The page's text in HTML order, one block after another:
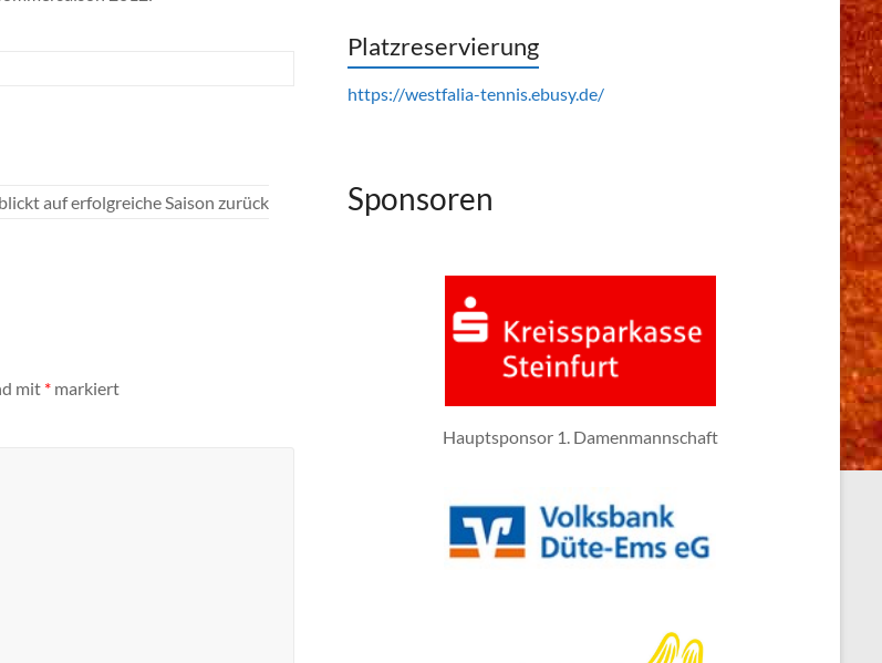
auf erfolgreiche Saison zurück
mit * markiert
Platzreservierung
https://westfalia-tennis.ebusy.de/
Sponsoren
Hauptsponsor 1. Damenmannschaft